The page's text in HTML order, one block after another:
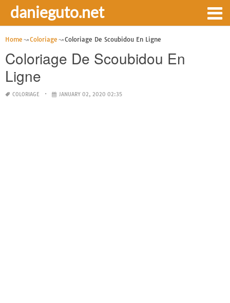
danieguto.net
Home Coloriage Coloriage De Scoubidou En Ligne
Coloriage De Scoubidou En
Ligne
COLORIAGE JANUARY 02, 2020 02:35